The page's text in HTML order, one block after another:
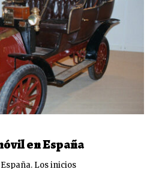
en España
Los inicios